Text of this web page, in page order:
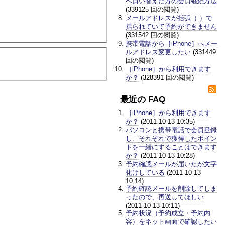
(339125 回の閲覧)
メールアドレスが括弧（ ）で
括られていて予約ができません
(331542 回の閲覧)
携帯電話から［iPhone］へメー
ルアドレス変更したい (331449
回の閲覧)
［iPhone］から利用できます
か？ (328391 回の閲覧)
最近の FAQ
［iPhone］から利用できます
か？ (2011-10-13 10:35)
パソコンと携帯電話で会員登録
し、それぞれで獲得したポイン
トを一緒にすることはできます
か？ (2011-10-13 10:28)
予約確認メールが届いたが文字
化けしている (2011-10-13
10:14)
予約確認メールを削除してしま
ったので、再送してほしい
(2011-10-13 10:11)
予約状況（予約成立・予約内
容）をネット画面で確認したい